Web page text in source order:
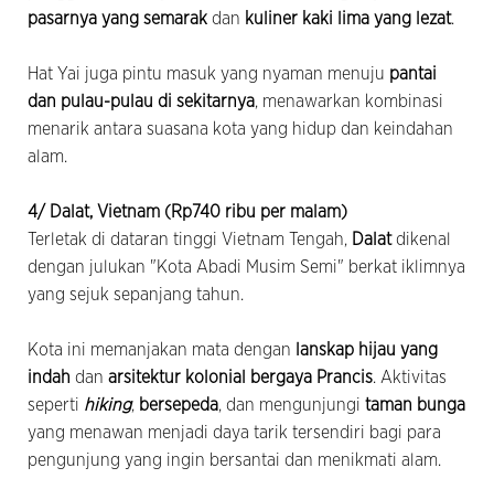
pasarnya yang semarak dan kuliner kaki lima yang lezat.
Hat Yai juga pintu masuk yang nyaman menuju pantai
dan pulau-pulau di sekitarnya, menawarkan kombinasi
menarik antara suasana kota yang hidup dan keindahan
alam.
4/ Dalat, Vietnam (Rp740 ribu per malam)
Terletak di dataran tinggi Vietnam Tengah, Dalatdikenal
dengan julukan "Kota Abadi Musim Semi" berkat iklimnya
yang sejuk sepanjang tahun.
Kota ini memanjakan mata dengan lanskap hijau yang
indah dan arsitektur kolonial bergaya Prancis. Aktivitas
seperti hiking, bersepeda, dan mengunjungi taman bunga
yang menawan menjadi daya tarik tersendiri bagi para
pengunjung yang ingin bersantai dan menikmati alam.